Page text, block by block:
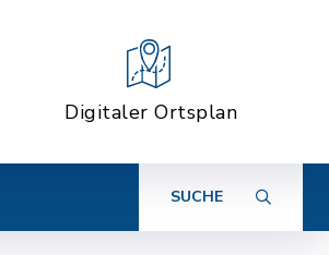
Digitaler Ortsplan
SUCHE